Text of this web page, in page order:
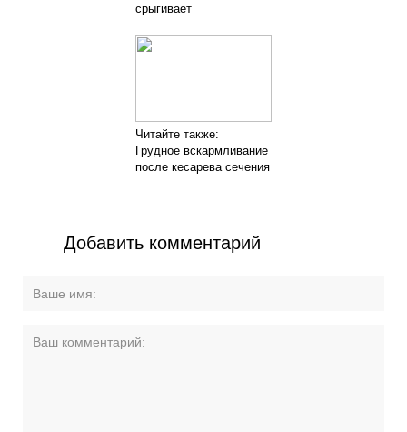
срыгивает
Читайте также:
Грудное вскармливание
после кесарева сечения
Добавить комментарий